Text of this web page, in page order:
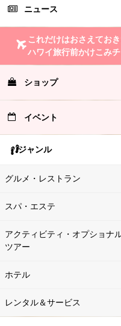
ニュース
これだけはおさえておき
ハワイ旅行前かけこみ
ショップ
イベント
ジャンル
グルメ・レストラン
スパ・エステ
アクティビティ・オプショナ
ツアー
ホテル
レンタル＆サービス